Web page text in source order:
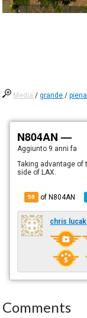
Media /grande /piena
N804AN —
Aggiunto 9 anni fa
Taking advantage
side of LAX.
58 of N804AN
chris lucak
Comments